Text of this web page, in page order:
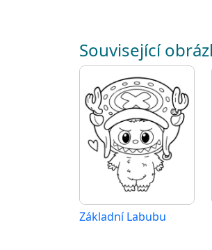
Související
Základní Labubu